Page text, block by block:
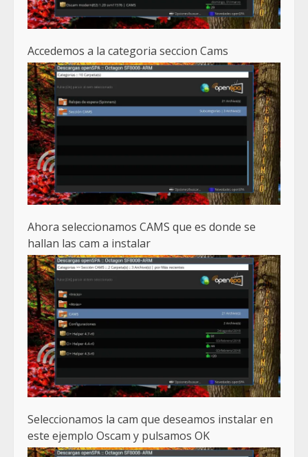
Accedemos a la categoria seccion Cams
Ahora seleccionamos CAMS que es donde se
hallan las cam a instalar
Seleccionamos la cam que deseamos instalar en
este ejemplo Oscam y pulsamos OK